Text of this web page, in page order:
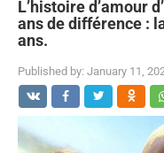
L’histoire d’amour
ans de différence :
ans.
Published by: January 11,